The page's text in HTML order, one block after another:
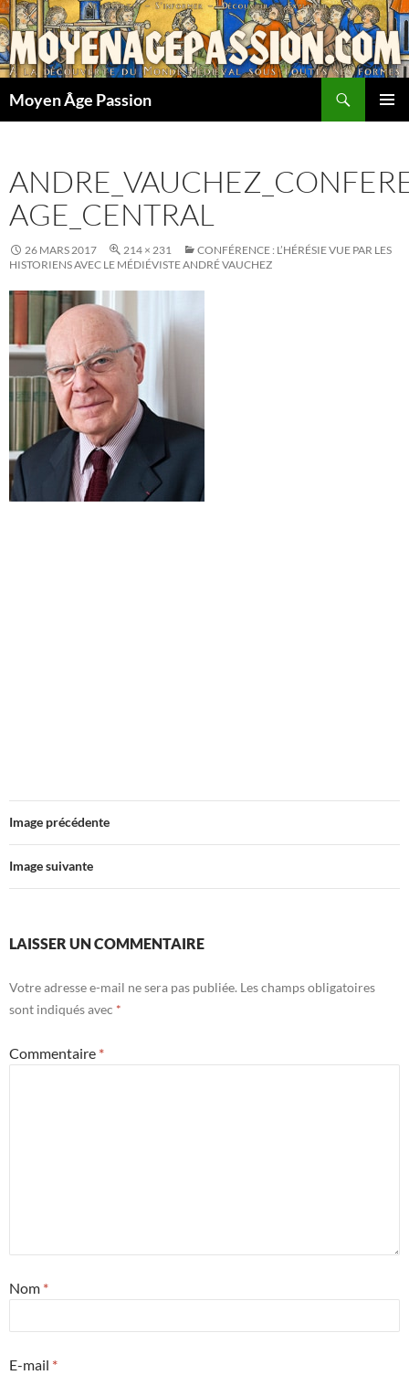
Aller
au
contenu
Moyen Âge Passion
AGE_CENTRAL
26 MARS 2017 214 × 231
CONFÉRENCE : L’HÉRÉSIE VUE PAR LES
HISTORIENS AVEC LE MÉDIÉVISTE ANDRÉ VAUCHEZ
Image précédente
Image suivante
LAISSER UN COMMENTAIRE
Votre adresse e-mail ne sera pas publiée. Les champs obligatoires
sont indiqués avec *
Commentaire *
Nom *
E-mail *